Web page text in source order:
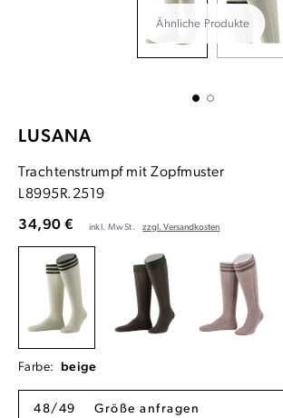
Ähnliche Produkte
LUSANA
Trachtenstrumpf mit Zopfmuster
L8995R.2519
34,90 € inkl. MwSt. zzgl. Versandkosten
Farbe: beige
48/49 Größe anfragen